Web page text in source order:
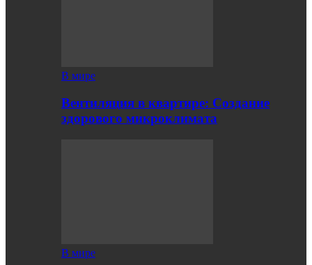
В мире
Вентиляция в квартире: Создание
здорового микроклимата
В мире